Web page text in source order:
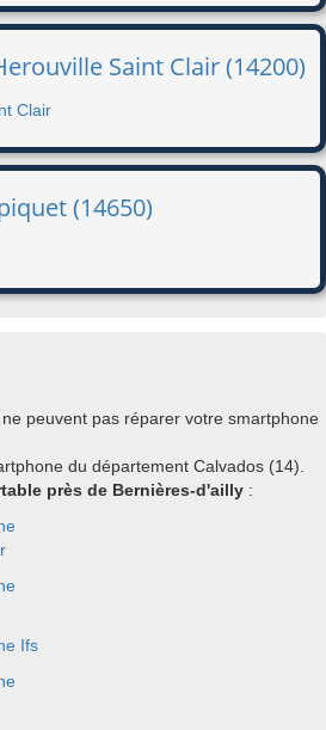
Saint Clair (14200)
Clair
(14650)
peuvent pas réparer votre smartphone
du département Calvados (14).
près de Bernières-d'ailly :
Ifs